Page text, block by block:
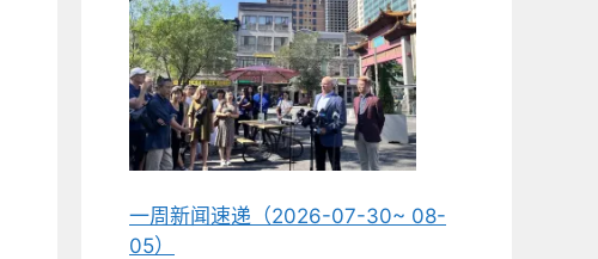
一周新闻速递（2026-07-30~ 08-
05）